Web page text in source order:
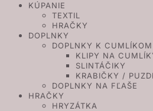
KÚPANIE
TEXTIL
HRAČKY
DOPLNKY
DOPLNKY K CUMLÍKOM
KLIPY NA
SLINTÁČIKY
KRABIČKY /
DOPLNKY NA FĽAŠE
HRAČKY
HRYZÁTKA